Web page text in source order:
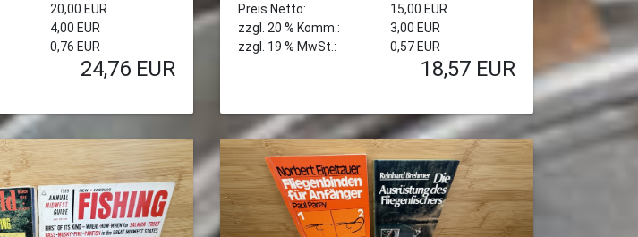
20,00 EUR
4,00 EUR
0,76 EUR
24,76 EUR
Preis Netto:
15,00 EUR
zzgl. 20 % Komm.:
3,00 EUR
zzgl. 19 % MwSt.:
0,57 EUR
18,57 EUR